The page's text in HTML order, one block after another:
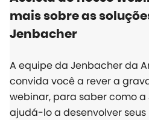
mais sobre as
Jenbacher
A equipe da Jenbacher da
convida você a rever a
webinar, para saber como
ajudá-lo a desenvolver